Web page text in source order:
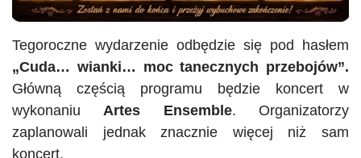
Tegoroczne wydarzenie odbędzie się pod hasłem
„Cuda… wianki… moc tanecznych przebojów”.
Główną częścią programu będzie koncert w
wykonaniu Artes Ensemble. Organizatorzy
zaplanowali jednak znacznie więcej niż sam
koncert.